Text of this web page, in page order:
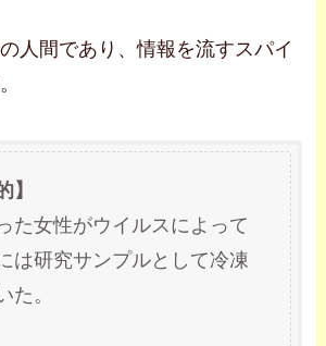
人間であり、情報を流すスパイ
】
た女性がウイルスによって
は研究サンプルとして冷凍
た。